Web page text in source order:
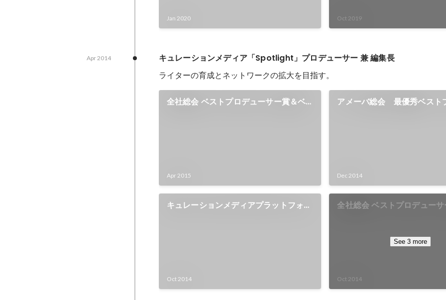
Jan 2020 Oct 2019
キュレーションメディア「Spotlight」プロデューサー 兼 編集長
Apr 2014
ライターの育成とネットワークの拡大を目指す。
全社総会 ベストプロデューサー賞＆ベ
Apr 2015
アメーバ総会 最優秀ベスト
Dec 2014
キュレーションメディアプラットフォー
Oct 2014
全社総会 ベストプロデュー
Oct 2014
See 3 more